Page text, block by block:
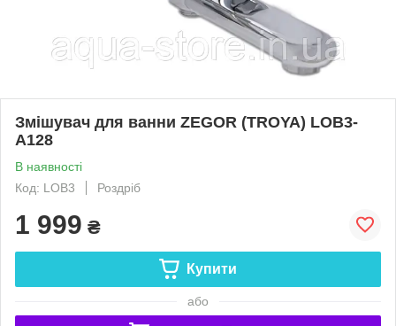
Змішувач для ванни ZEGOR (TROYA) LOB3-
A128
В наявності
Код: LOB3
Роздріб
1 999 ₴
Купити
або